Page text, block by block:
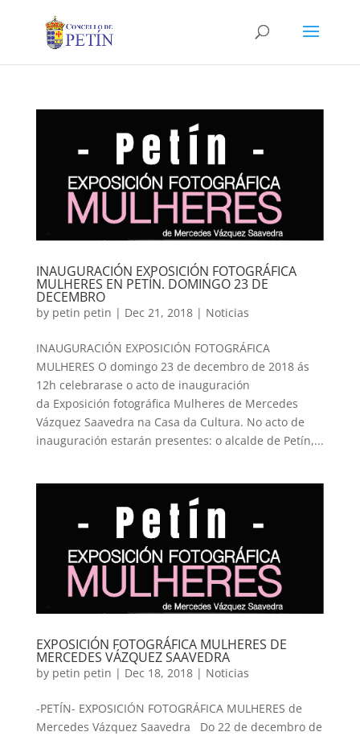
INAUGURACIÓN EXPOSICIÓN FOTOGRÁFICA
MULHERES EN PETÍN. DOMINGO 23 DE
DECEMBRO
by petin petin | Dec 21, 2018| Noticias
INAUGURACIÓN EXPOSICIÓN FOTOGRÁFICA
MULHERES O domingo 23 de decembro de 2018 ás
12h celebrarase o acto de inauguración
da Exposición fotográfica Mulheres de Mercedes
Vázquez Saavedra na Casa da Cultura. No acto de
inauguración estarán presentes: o alcalde de Petín,...
EXPOSICIÓN FOTOGRÁFICA MULHERES DE
MERCEDES VÁZQUEZ SAAVEDRA
by petin petin | Dec 18, 2018| Noticias
-PETÍN- EXPOSICIÓN FOTOGRÁFICA MULHERES de
Mercedes Vázquez Saavedra Do 22 de decembro de